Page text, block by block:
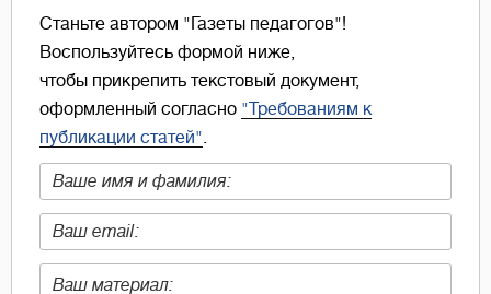
Станьте автором "Газеты педагогов"!
Воспользуйтесь формой ниже,
чтобы прикрепить текстовый документ,
оформленный согласно "Требованиям к
публикации статей".